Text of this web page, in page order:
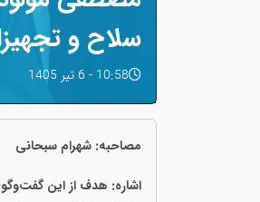
سلاح و
10:58 - 6 تیر 1405
مصاحبه: شهرام سبحانی
اشاره: هدف از این